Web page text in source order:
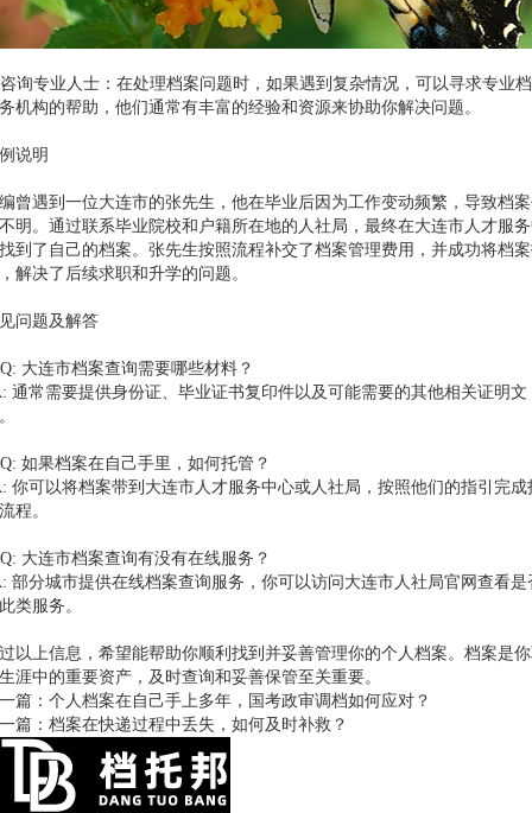
询专业人士：在处理档案问题时，如果遇到复杂情况，可以寻求专业
机构的帮助，他们通常有丰富的经验和资源来协助你解决问题。
说明
曾遇到一位大连市的张先生，他在毕业后因为工作变动频繁，导致档
明。通过联系毕业院校和户籍所在地的人社局，最终在大连市人才服
到了自己的档案。张先生按照流程补交了档案管理费用，并成功将档
解决了后续求职和升学的问题。
问题及解答
大连市档案查询需要哪些材料？
常需要提供身份证、毕业证书复印件以及可能需要的其他相关证明文
如果档案在自己手里，如何托管？
可以将档案带到大连市人才服务中心或人社局，按照他们的指引完成
程。
大连市档案查询有没有在线服务？
分城市提供在线档案查询服务，你可以访问大连市人社局官网查看是
类服务。
以上信息，希望能帮助你顺利找到并妥善管理你的个人档案。档案是
涯中的重要资产，及时查询和妥善保管至关重要。
篇： 个人档案在自己手上多年，国考政审调档如何应对？
篇： 档案在快递过程中丢失，如何及时补救？